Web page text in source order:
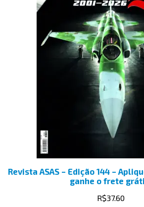
Revista ASAS – Edição 144 –
ganhe o frete
R$37.60